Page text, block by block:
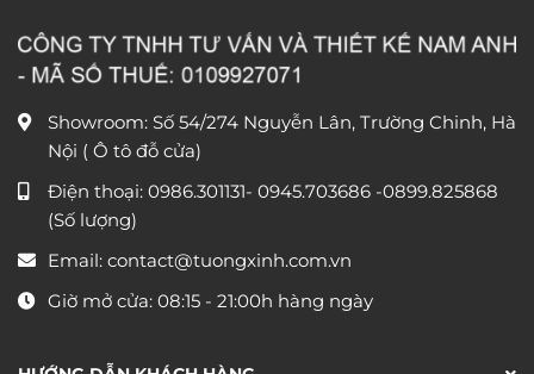
Showroom: Số 54/274 Nguyễn Lân, Trường Chinh, Hà
Nội ( Ô tô đỗ cửa)
Điện thoại: 0986.301131- 0945.703686 -0899.825868
(Số lượng)
Email: contact@tuongxinh.com.vn
Giờ mở cửa: 08:15 - 21:00h hàng ngày